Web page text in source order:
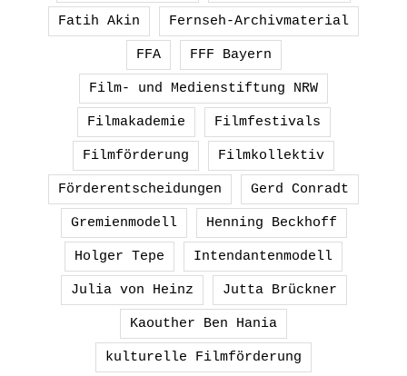
Fatih Akin Fernseh-Archivmaterial
FFA FFF Bayern
Film- und Medienstiftung NRW
Filmakademie Filmfestivals
Filmförderung Filmkollektiv
Förderentscheidungen Gerd Conradt
Gremienmodell Henning Beckhoff
Holger Tepe Intendantenmodell
Julia von Heinz Jutta Brückner
Kaouther Ben Hania
kulturelle Filmförderung